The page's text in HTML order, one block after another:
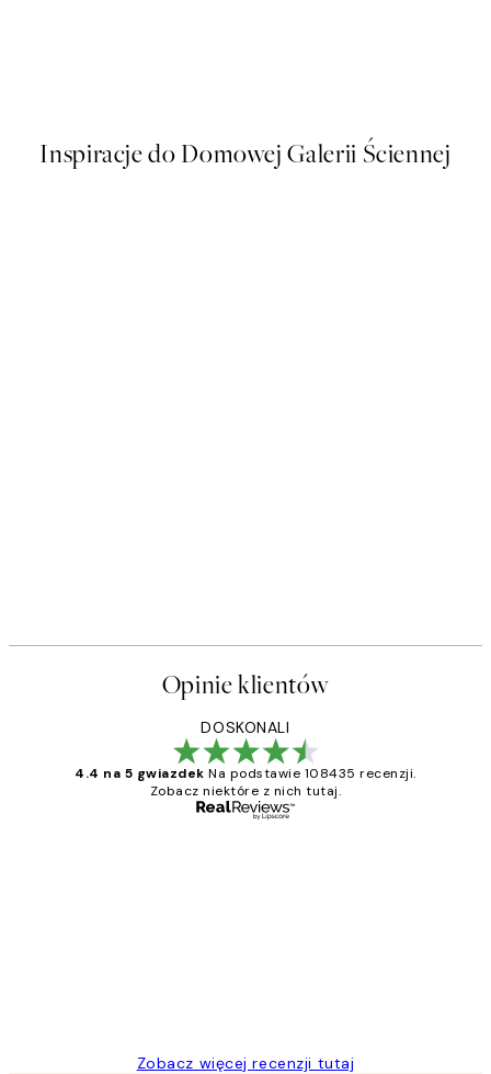
Inspiracje do Domowej Galerii Ściennej
Opinie klientów
DOSKONALI
4.4 na 5 gwiazdek Na podstawie 108435 recenzji.
Zobacz niektóre z nich tutaj.
Zobacz więcej recenzji tutaj